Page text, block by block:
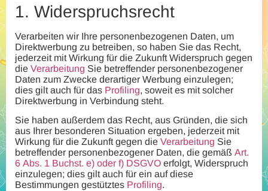
1. Widerspruchsrecht
Verarbeiten wir Ihre personenbezogenen Daten, um
Direktwerbung zu betreiben, so haben Sie das Recht,
jederzeit mit Wirkung für die Zukunft Widerspruch gegen
die Verarbeitung Sie betreffender personenbezogener
Daten zum Zwecke derartiger Werbung einzulegen;
dies gilt auch für das Profiling, soweit es mit solcher
Direktwerbung in Verbindung steht.
Sie haben außerdem das Recht, aus Gründen, die sich
aus Ihrer besonderen Situation ergeben, jederzeit mit
Wirkung für die Zukunft gegen die Verarbeitung Sie
betreffender personenbezogener Daten, die gemäß Art.
6 Abs. 1 Buchst. e) oder f) DSGVO erfolgt, Widerspruch
einzulegen; dies gilt auch für ein auf diese
Bestimmungen gestütztes Profiling.